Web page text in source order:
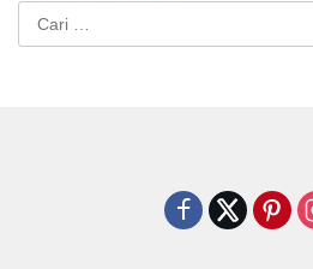
Cari
untuk: